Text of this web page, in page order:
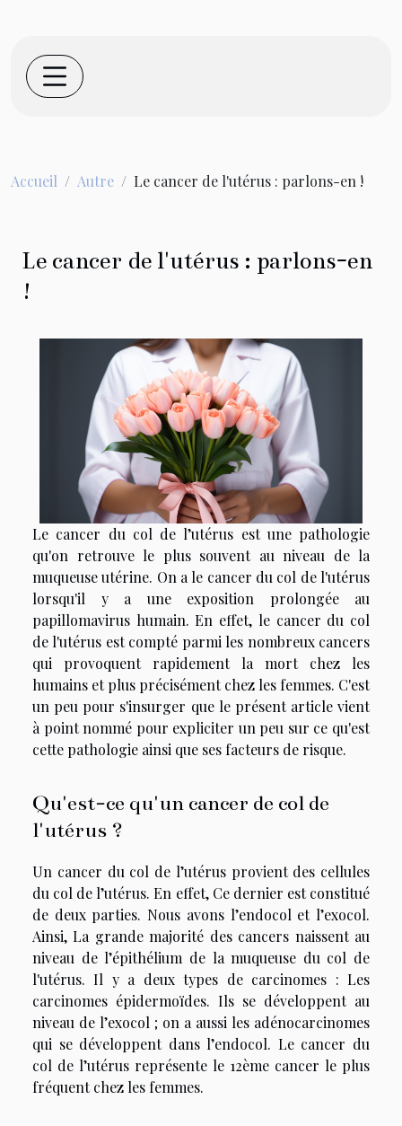
Accueil Autre Le cancer de l'utérus : parlons-en !
Le cancer de l'utérus : parlons-en
!
Le cancer du col de l’utérus est une pathologie
qu'on retrouve le plus souvent au niveau de la
muqueuse utérine. On a le cancer du col de l'utérus
lorsqu'il y a une exposition prolongée au
papillomavirus humain. En effet, le cancer du col
de l'utérus est compté parmi les nombreux cancers
qui provoquent rapidement la mort chez les
humains et plus précisément chez les femmes. C'est
un peu pour s'insurger que le présent article vient
à point nommé pour expliciter un peu sur ce qu'est
cette pathologie ainsi que ses facteurs de risque.
Qu'est-ce qu'un cancer de col de
l'utérus ?
Un cancer du col de l’utérus provient des cellules
du col de l’utérus. En effet, Ce dernier est constitué
de deux parties. Nous avons l’endocol et l’exocol.
Ainsi, La grande majorité des cancers naissent au
niveau de l’épithélium de la muqueuse du col de
l'utérus. Il y a deux types de carcinomes : Les
carcinomes épidermoïdes. Ils se développent au
niveau de l’exocol ; on a aussi les adénocarcinomes
qui se développent dans l’endocol. Le cancer du
col de l’utérus représente le 12ème cancer le plus
fréquent chez les femmes.